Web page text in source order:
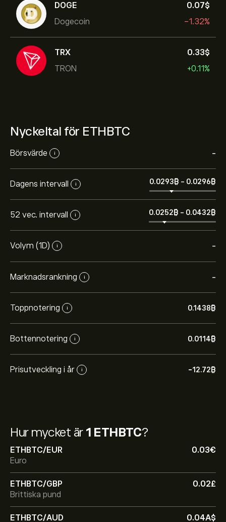
DOGE
Dogecoin
0.07‎$‎
-1.32%
TRX
TRON
0.33‎$‎
+0.11%
Hur mycket är 1 ETHBTC?
ETHBTC/EUR
0.03‎€‎
Euro
ETHBTC/GBP
0.02‎£‎
Brittiska pund
ETHBTC/AUD 0.04‎A$‎
Nyckeltal för ETHBTC
Börsvärde i -
Dagens intervall i 0.0293‎₿‎ - 0.0296‎₿‎
52 vec. intervall i 0.0252‎₿‎ - 0.0432‎₿‎
Volym (1D) i -
Marknadsrankning i -
Toppnotering i 0.1438‎₿‎
Bottennotering i 0.0114‎₿‎
Prisutveckling i år i -12.72‎₿‎